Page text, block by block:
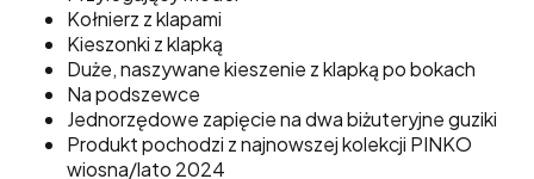
Kołnierz z klapami
Kieszonki z klapką
Duże, naszywane kieszenie z klapką po bokach
Na podszewce
Jednorzędowe zapięcie na dwa biżuteryjne guziki
Produkt pochodzi z najnowszej kolekcji PINKO
wiosna/lato 2024